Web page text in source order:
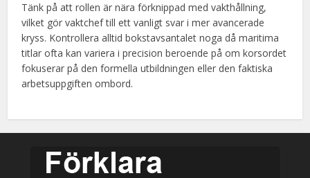
Tänk på att rollen är nära förknippad med vakthållning,
vilket gör vaktchef till ett vanligt svar i mer avancerade
kryss. Kontrollera alltid bokstavsantalet noga då maritima
titlar ofta kan variera i precision beroende på om korsordet
fokuserar på den formella utbildningen eller den faktiska
arbetsuppgiften ombord.